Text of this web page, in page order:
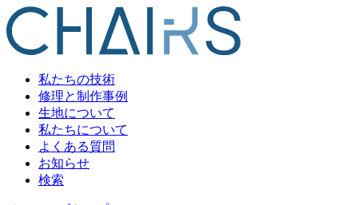
私たちの技術
修理と制作事例
生地について
私たちについて
よくある質問
お知らせ
検索